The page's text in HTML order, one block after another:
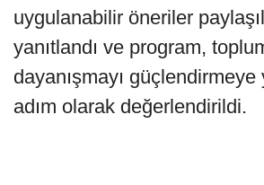
uygulanabilir öneriler
yanıtlandı ve program,
dayanışmayı
adım olarak değerlendirildi.